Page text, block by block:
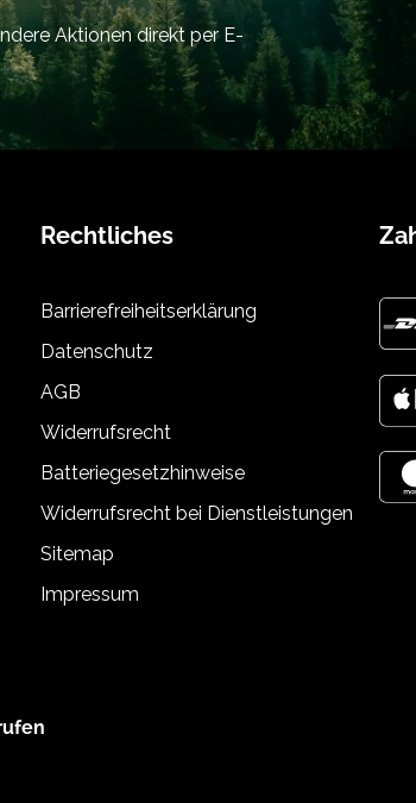
Aktionen direkt per E-
Rechtliches
Barrierefreiheitserklärung
Datenschutz
AGB
Widerrufsrecht
Batteriegesetzhinweise
Widerrufsrecht bei Dienstleistungen
Sitemap
Impressum